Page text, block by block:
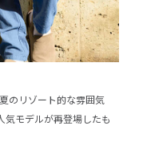
のリゾート的な雰囲気
気モデルが再登場したも